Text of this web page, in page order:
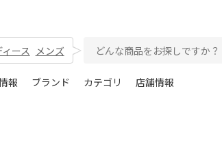
ィース メンズ
報 ブランド カテゴリ 店舗情報